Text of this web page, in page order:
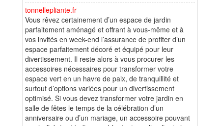
tonnellepliante.fr
Vous rêvez certainement d’un espace de jardin
parfaitement aménagé et offrant à vous-même et à
vos invités en week-end l’assurance de profiter d’un
espace parfaitement décoré et équipé pour leur
divertissement. Il reste alors à vous procurer les
accessoires nécessaires pour transformer votre
espace vert en un havre de paix, de tranquillité et
surtout d’options variées pour un divertissement
optimisé. Si vous devez transformer votre jardin en
salle de fêtes le temps de la célébration d’un
anniversaire ou d’un mariage, un accessoire pouvant